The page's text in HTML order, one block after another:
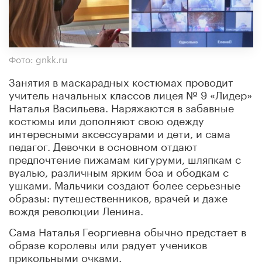
Фото: gnkk.ru
Занятия в маскарадных костюмах проводит
учитель начальных классов лицея № 9 «Лидер»
Наталья Васильева. Наряжаются в забавные
костюмы или дополняют свою одежду
интересными аксессуарами и дети, и сама
педагог. Девочки в основном отдают
предпочтение пижамам кигуруми, шляпкам с
вуалью, различным ярким боа и ободкам с
ушками. Мальчики создают более серьезные
образы: путешественников, врачей и даже
вождя революции Ленина.
Сама Наталья Георгиевна обычно предстает в
образе королевы или радует учеников
прикольными очками.